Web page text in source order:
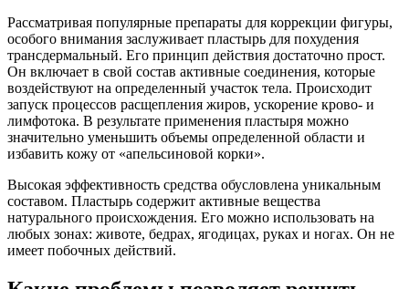
Рассматривая популярные препараты для коррекции фигуры,
особого внимания заслуживает пластырь для похудения
трансдермальный. Его принцип действия достаточно прост.
Он включает в свой состав активные соединения, которые
воздействуют на определенный участок тела. Происходит
запуск процессов расщепления жиров, ускорение крово- и
лимфотока. В результате применения пластыря можно
значительно уменьшить объемы определенной области и
избавить кожу от «апельсиновой корки».
Высокая эффективность средства обусловлена уникальным
составом. Пластырь содержит активные вещества
натурального происхождения. Его можно использовать на
любых зонах: животе, бедрах, ягодицах, руках и ногах. Он не
имеет побочных действий.